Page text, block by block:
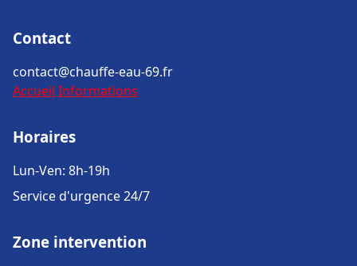
Contact
contact@chauffe-eau-69.fr
Accueil Informations
Horaires
Lun-Ven: 8h-19h
Service d'urgence 24/7
Zone intervention